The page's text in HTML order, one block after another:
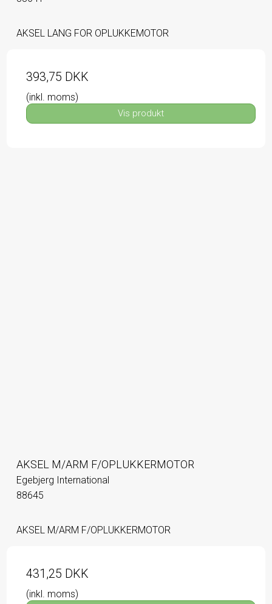
AKSEL LANG FOR OPLUKKEMOTOR
393,75 DKK
(inkl. moms)
Vis produkt
AKSEL M/ARM F/OPLUKKERMOTOR
Egebjerg International
88645
AKSEL M/ARM F/OPLUKKERMOTOR
431,25 DKK
(inkl. moms)